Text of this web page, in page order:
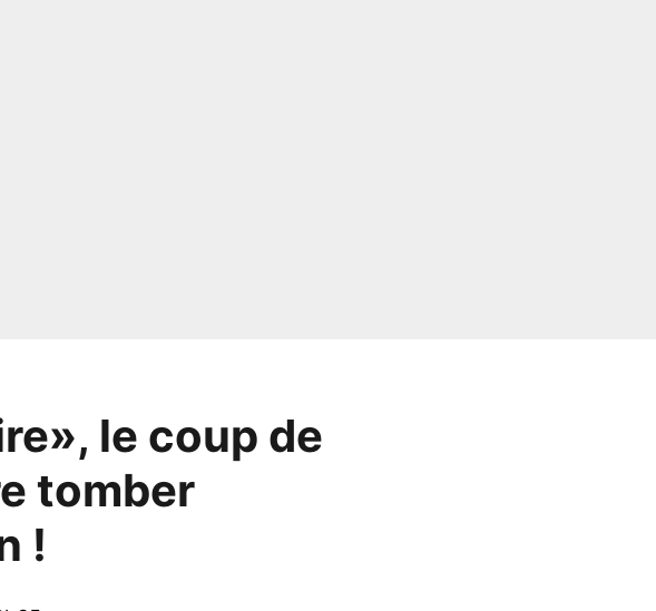
le coup de
tomber
!